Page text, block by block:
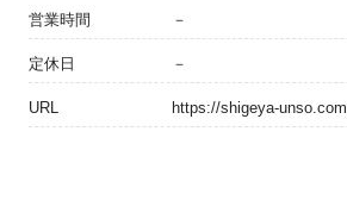
営業時間 －
定休日 －
URL https://shigeya-unso.com